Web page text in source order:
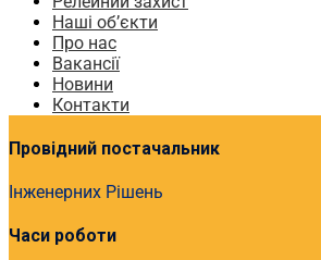
Наші об’єкти
Про нас
Вакансії
Новини
Контакти
Провідний постачальник
Інженерних Рішень
Часи роботи